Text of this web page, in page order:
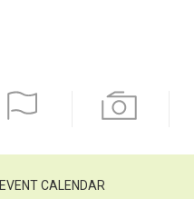
EVENT CALENDAR